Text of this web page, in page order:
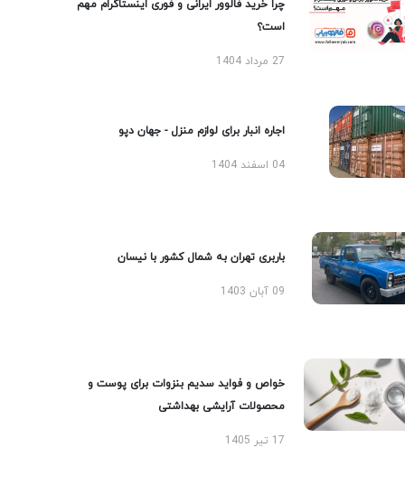
چرا خرید فالوور ایرانی و فوری اینستاگرام مهم
است؟
27 مرداد 1404
اجاره انبار برای لوازم منزل - جهان دپو
04 اسفند 1404
باربری تهران به شمال کشور با نیسان
09 آبان 1403
خواص و فواید سدیم بنزوات برای پوست و
محصولات آرایشی بهداشتی
17 تیر 1405